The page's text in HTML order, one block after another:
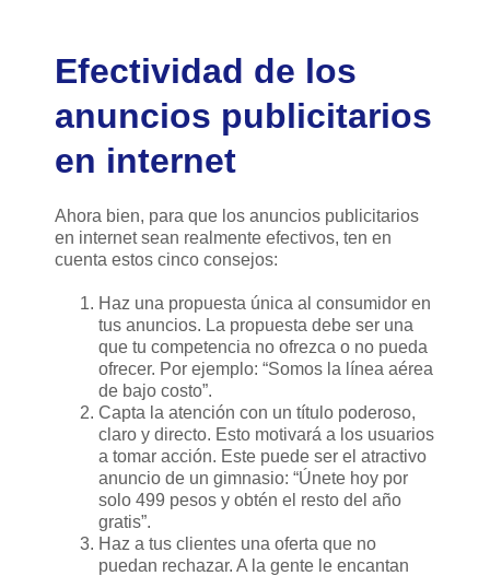
Efectividad de los
anuncios publicitarios
en internet
Ahora bien, para que los anuncios publicitarios
en internet sean realmente efectivos, ten en
cuenta estos cinco consejos:
Haz una propuesta única al consumidor en
tus anuncios. La propuesta debe ser una
que tu competencia no ofrezca o no pueda
ofrecer. Por ejemplo: “Somos la línea aérea
de bajo costo”.
Capta la atención con un título poderoso,
claro y directo. Esto motivará a los usuarios
a tomar acción. Este puede ser el atractivo
anuncio de un gimnasio: “Únete hoy por
solo 499 pesos y obtén el resto del año
gratis”.
Haz a tus clientes una oferta que no
puedan rechazar. A la gente le encantan